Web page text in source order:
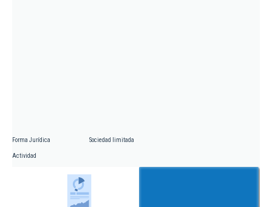
Forma Jurídica Sociedad limitada
Actividad